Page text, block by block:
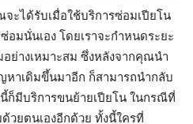
ะได้รับเมื่อใช้บริการซ่อมเปียโน
อมนั่นเอง โดยเราจะกำหนดระยะ
อย่างเหมาะสม ซึ่งหลังจากคุณนำ
หาเดิมขึ้นมาอีก ก็สามารถนำกลับ
ก็มีบริการขนย้ายเปียโน ในกรณีที่
ยตนเองอีกด้วย ทั้งนี้ใครที่